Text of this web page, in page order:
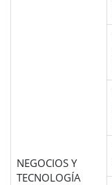
NEGOCIOS Y
TECNOLOGÍA